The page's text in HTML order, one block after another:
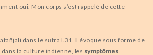
oui. Mon corps s’est rappelé de cette
dans le sūtra I.31. Il évoque sous forme de
la culture indienne, les symptômes